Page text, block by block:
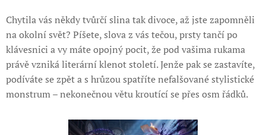
Chytila vás někdy tvůrčí slina tak divoce, až jste zapomněli
na okolní svět? Píšete, slova z vás tečou, prsty tančí po
klávesnici a vy máte opojný pocit, že pod vašima rukama
právě vzniká literární klenot století. Jenže pak se zastavíte,
podíváte se zpět a s hrůzou spatříte nefalšované stylistické
monstrum – nekonečnou větu kroutící se přes osm řádků.